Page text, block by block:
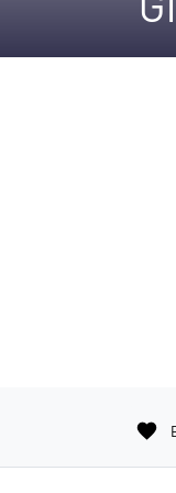
favorite